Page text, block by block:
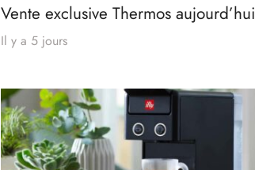
Vente exclusive Thermos aujourd’hui
Il y a 5 jours